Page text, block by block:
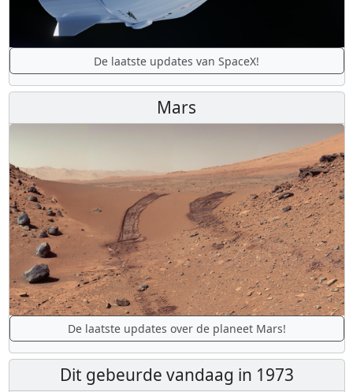
De laatste updates van SpaceX!
Mars
De laatste updates over de planeet Mars!
Dit gebeurde vandaag in 1973